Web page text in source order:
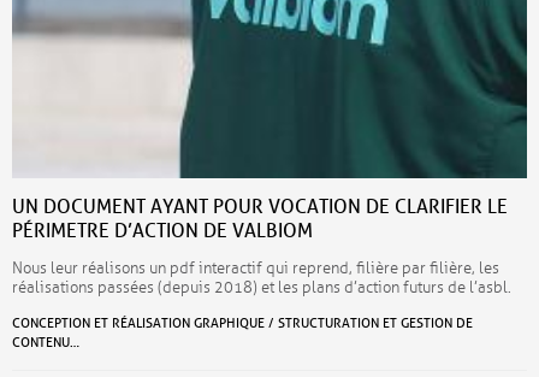
UN DOCUMENT AYANT POUR VOCATION DE CLARIFIER LE
PÉRIMETRE D’ACTION DE VALBIOM
Nous leur réalisons un pdf interactif qui reprend, filière par filière, les
réalisations passées (depuis 2018) et les plans d’action futurs de l’asbl.
CONCEPTION ET RÉALISATION GRAPHIQUE / STRUCTURATION ET GESTION DE
CONTENU…